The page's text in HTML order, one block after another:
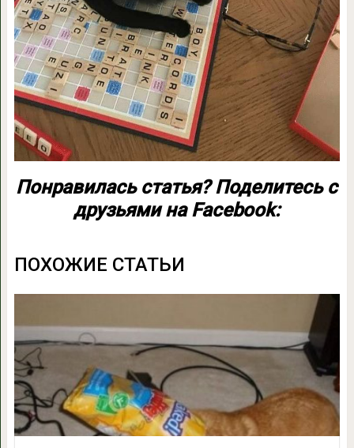
Понравилась статья? Поделитесь с
друзьями на Facebook:
ПОХОЖИЕ СТАТЬИ